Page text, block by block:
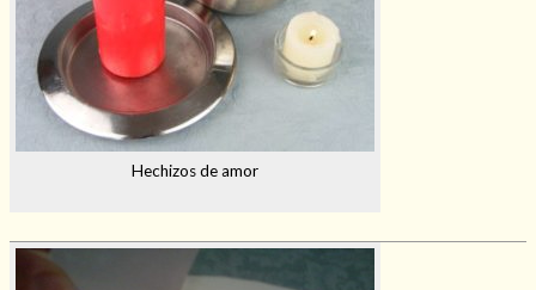
Hechizos de amor